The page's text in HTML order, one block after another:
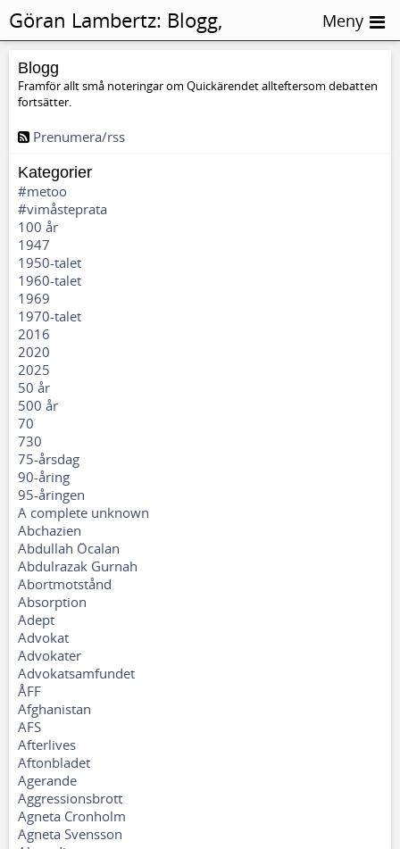
Blogg
Framför allt små noteringar om Quickärendet allteftersom debatten
fortsätter.
Prenumera/rss
Kategorier
#metoo
#vimåsteprata
100 år
1947
1950-talet
1960-talet
1969
1970-talet
2016
2020
2025
50 år
500 år
70
730
75-årsdag
90-åring
95-åringen
A complete unknown
Abchazien
Abdullah Öcalan
Abdulrazak Gurnah
Abortmotstånd
Absorption
Adept
Advokat
Advokater
Advokatsamfundet
ÅFF
Afghanistan
AFS
Afterlives
Aftonbladet
Agerande
Aggressionsbrott
Agneta Cronholm
Agneta Svensson
Göran Lambertz: Blogg,
Palestina
Meny